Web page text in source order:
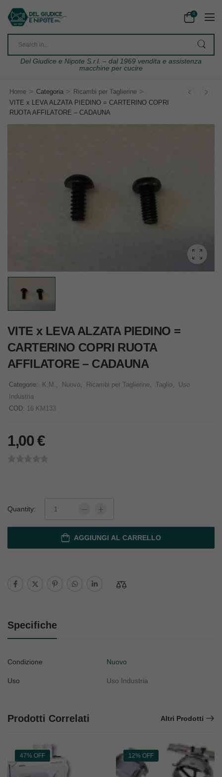
0
Del Giudice e Nipote S.r.l. – dal 1969 vendita e assistenza
macchine per cucire
Home > Categoria > Ricambi per Taglierine >
VITE x LEVA ALZATA PIEDINO = CARTERINO COPRI
RUOTA AFFILATORE – CADAUNA
VITE x LEVA ALZATA PIEDINO =
CARTERINO COPRI RUOTA
AFFILATORE – CADAUNA
Categorie: K.M. , Nuovo, Ricambi per Taglierine, Taglio,
Uso
Industria
COD: 16 KM133
1,00€
Quantity:
AGGIUNGI AL CARRELLO
Specifiche
Condizione Nuovo
Uso Uso Industria
Prodotti Correlati Altri Prodotti
47% OFF 12% OFF